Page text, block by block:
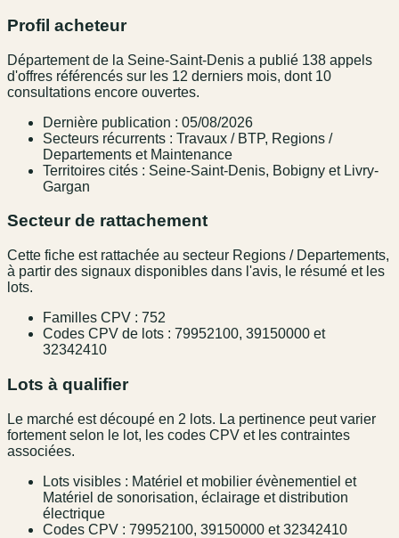
Profil acheteur
Département de la Seine-Saint-Denis a publié 138 appels
d'offres référencés sur les 12 derniers mois, dont 10
consultations encore ouvertes.
Dernière publication : 05/08/2026
Secteurs récurrents : Travaux / BTP, Regions /
Departements et Maintenance
Territoires cités : Seine-Saint-Denis, Bobigny et Livry-
Gargan
Secteur de rattachement
Cette fiche est rattachée au secteur Regions / Departements,
à partir des signaux disponibles dans l'avis, le résumé et les
lots.
Familles CPV : 752
Codes CPV de lots : 79952100, 39150000 et
32342410
Lots à qualifier
Le marché est découpé en 2 lots. La pertinence peut varier
fortement selon le lot, les codes CPV et les contraintes
associées.
Lots visibles : Matériel et mobilier évènementiel et
Matériel de sonorisation, éclairage et distribution
électrique
Codes CPV : 79952100, 39150000 et 32342410